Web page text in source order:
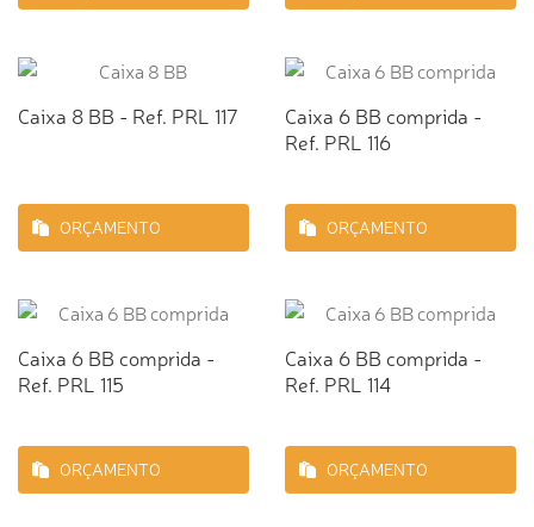
Caixa 8 BB - Ref. PRL 117
ORÇAMENTO
Caixa 6 BB comprida -
Ref. PRL 116
ORÇAMENTO
Caixa 6 BB comprida -
Ref. PRL 115
ORÇAMENTO
Caixa 6 BB comprida -
Ref. PRL 114
ORÇAMENTO